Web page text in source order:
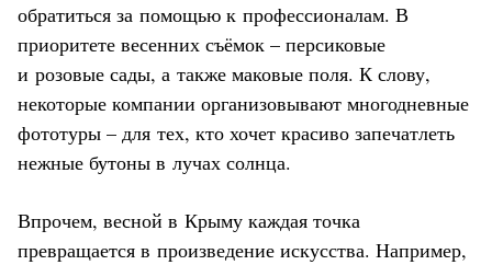
обратиться за помощью к профессионалам. В
приоритете весенних съёмок – персиковые
и розовые сады, а также маковые поля. К слову,
некоторые компании организовывают многодневные
фототуры – для тех, кто хочет красиво запечатлеть
нежные бутоны в лучах солнца.
Впрочем, весной в Крыму каждая точка
превращается в произведение искусства. Например,